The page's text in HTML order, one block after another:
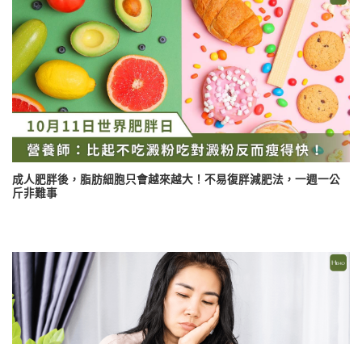
成人肥胖後，脂肪細胞只會越來越大！不易復胖減肥法，一週一公
斤非難事